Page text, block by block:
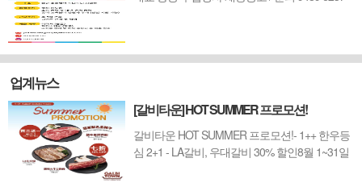
업계뉴스
[갈비타운] HOT SUMMER 프로모션!
갈비타운 HOT SUMMER 프로모션!- 1++ 한우등
심 2+1 - LA갈비, 우대갈비 30% 할인8월 1~31일